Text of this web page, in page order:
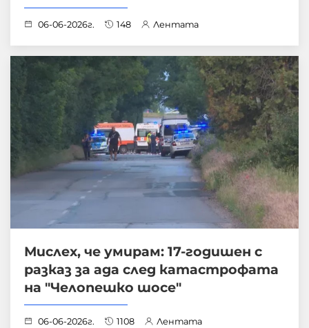
06-06-2026г. 148 Лентата
Мислех, че умирам: 17-годишен с
разказ за ада след катастрофата
на "Челопешко шосе"
06-06-2026г. 1108 Лентата